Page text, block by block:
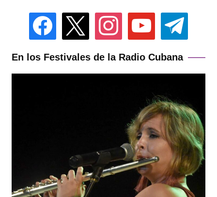
facebook instagram youtube telegram
En los Festivales de la Radio Cubana